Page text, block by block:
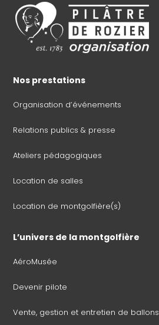
Nos prestations
Organisation d’événements
Relations publics & presse
Ateliers pédagogiques
Location de salles
Location de montgolfière(s)
L’univers de la montgolfière
AéroMusée
Devenir pilote
Vente, gestion et entretien de ballons